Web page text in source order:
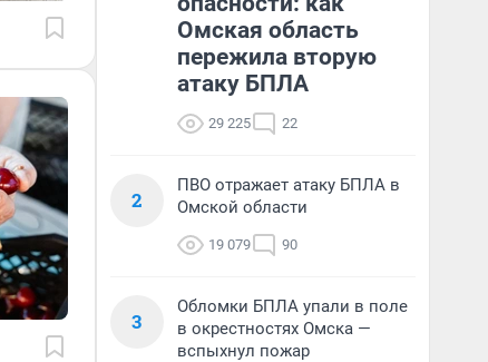
Омская область
пережила вторую
атаку БПЛА
29 225 22
2
ПВО отражает атаку БПЛА в
Омской области
19 079 90
3
Обломки БПЛА упали в поле
в окрестностях Омска —
вспыхнул пожар